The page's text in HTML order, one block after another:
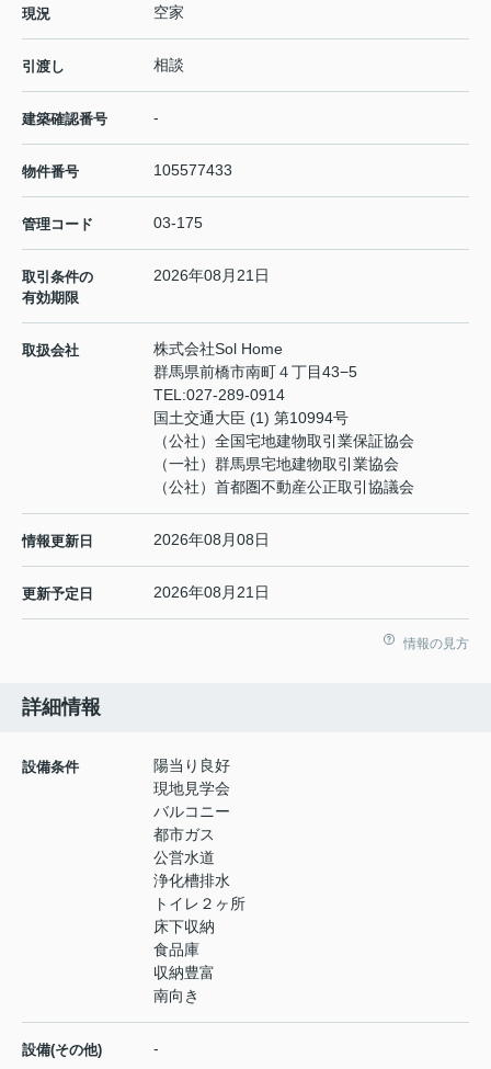
現況 空家
引渡し 相談
建築確認番号 -
物件番号 105577433
管理コード 03-175
取引条件の
有効期限
2026年08月21日
取扱会社
株式会社Sol Home
群馬県前橋市南町４丁目43−5
TEL:027-289-0914
国土交通大臣 (1) 第10994号
（公社）全国宅地建物取引業保証協会
（一社）群馬県宅地建物取引業協会
（公社）首都圏不動産公正取引協議会
情報更新日 2026年08月08日
更新予定日 2026年08月21日
情報の見方
詳細情報
設備条件
陽当り良好
現地見学会
バルコニー
都市ガス
公営水道
浄化槽排水
トイレ２ヶ所
床下収納
食品庫
収納豊富
南向き
設備(その他) -